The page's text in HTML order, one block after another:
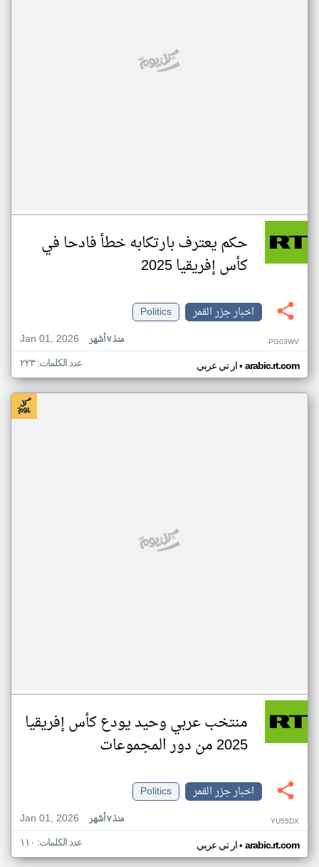
حكم يعترف بارتكابه خطأ فادحا في
كأس إفريقيا 2025
اخبار جزر القمر
Politics
Jan 01, 2026
منذ ٧ أشهر PG03WV
ار تي عربي• arabic.rt.com عدد الكلمات: ٢٢٣
منتخب عربي وحيد يودع كأس إفريقيا
2025 من دور المجموعات
اخبار جزر القمر
Politics
Jan 01, 2026
منذ ٧ أشهر YU55DX
ار تي عربي• arabic.rt.com عدد الكلمات: ١١٠